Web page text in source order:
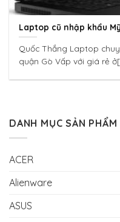
Laptop cũ nhập khẩu
Quốc Thắng Laptop
quận Gò Vấp với giá rẻ
DANH MỤC SẢN PHẨM
ACER
Alienware
ASUS